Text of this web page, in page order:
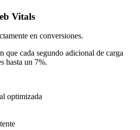
Vitals
en conversiones.
que cada segundo adicional de carga
hasta un 7%.
optimizada